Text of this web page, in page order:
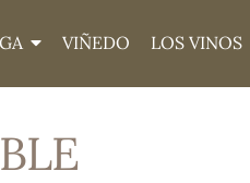
VIÑEDO LOS VINOS